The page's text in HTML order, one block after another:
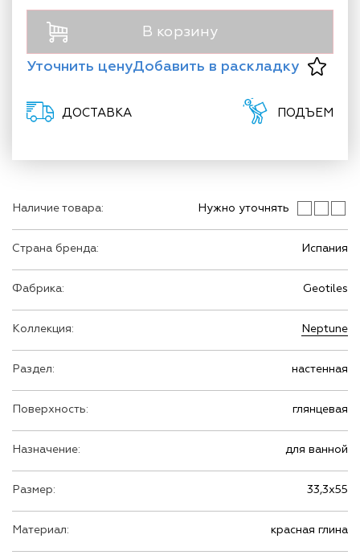
Наличие товара: Нужно уточнять
Страна бренда: Испания
Фабрика: Geotiles
Коллекция: Neptune
Раздел: настенная
Поверхность: глянцевая
Назначение: для ванной
Размер: 33,3х55
Материал: красная глина
В корзину
Уточнить ценуДобавить в раскладку
ДОСТАВКА ПОДЪЕМ